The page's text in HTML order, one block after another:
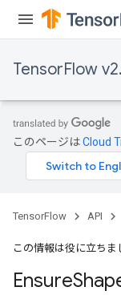
TensorFlow
このページはCloud
TensorFlow API
この情報は役に立ちま
Ensure